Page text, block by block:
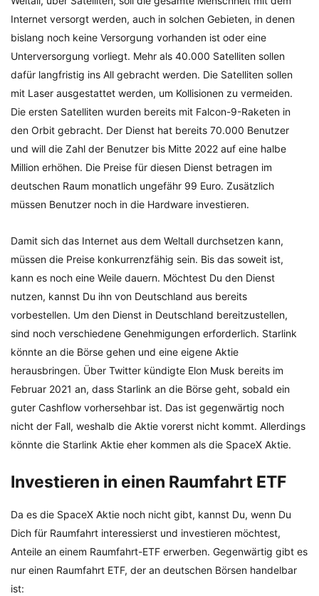
Internet versorgt werden, auch in solchen Gebieten, in denen
bislang noch keine Versorgung vorhanden ist oder eine
Unterversorgung vorliegt. Mehr als 40.000 Satelliten sollen
dafür langfristig ins All gebracht werden. Die Satelliten sollen
mit Laser ausgestattet werden, um Kollisionen zu vermeiden.
Die ersten Satelliten wurden bereits mit Falcon-9-Raketen in
den Orbit gebracht. Der Dienst hat bereits 70.000 Benutzer
und will die Zahl der Benutzer bis Mitte 2022 auf eine halbe
Million erhöhen. Die Preise für diesen Dienst betragen im
deutschen Raum monatlich ungefähr 99 Euro. Zusätzlich
müssen Benutzer noch in die Hardware investieren.
Damit sich das Internet aus dem Weltall durchsetzen kann,
müssen die Preise konkurrenzfähig sein. Bis das soweit ist,
kann es noch eine Weile dauern. Möchtest Du den Dienst
nutzen, kannst Du ihn von Deutschland aus bereits
vorbestellen. Um den Dienst in Deutschland bereitzustellen,
sind noch verschiedene Genehmigungen erforderlich. Starlink
könnte an die Börse gehen und eine eigene Aktie
herausbringen. Über Twitter kündigte Elon Musk bereits im
Februar 2021 an, dass Starlink an die Börse geht, sobald ein
guter Cashflow vorhersehbar ist. Das ist gegenwärtig noch
nicht der Fall, weshalb die Aktie vorerst nicht kommt. Allerdings
könnte die Starlink Aktie eher kommen als die SpaceX Aktie.
Investieren in einen Raumfahrt ETF
Da es die SpaceX Aktie noch nicht gibt, kannst Du, wenn Du
Dich für Raumfahrt interessierst und investieren möchtest,
Anteile an einem Raumfahrt-ETF erwerben. Gegenwärtig gibt es
nur einen Raumfahrt ETF, der an deutschen Börsen handelbar
ist: